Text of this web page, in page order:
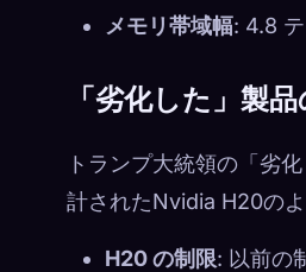
メモリ帯域幅: 4.8
「劣化した」製
トランプ大統領の「劣
計されたNvidia H20の
H20 の制限: 以前の